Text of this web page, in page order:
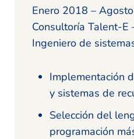
Enero 2018 –
Consultoría Talent-E
Ingeniero de
Implementación
y sistemas de
Selección del
programación